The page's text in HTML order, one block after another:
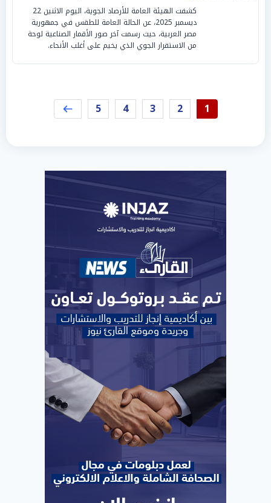
كشفت الهيئة العامة للأرصاد الجوية، اليوم الاثنين 22
ديسمبر 2025، عن الحالة العامة للطقس في جمهورية
مصر العربية، حيث رسمت آخر صور الأقمار الصناعية لوحة
من الاستقرار الجوي الذي يخيم على أغلب الأنحاء.
1
2
3
4
5